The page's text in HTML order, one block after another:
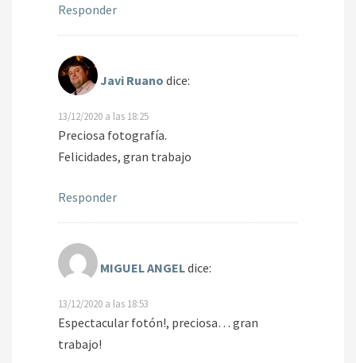
Responder
Javi Ruano dice:
13/12/2020 a las 18:25
Preciosa fotografía.
Felicidades, gran trabajo
Responder
MIGUEL ANGELdice:
13/12/2020 a las 18:53
Espectacular fotón!, preciosa… gran
trabajo!